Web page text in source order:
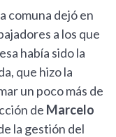
comuna dejó en
a los que
había sido la
que hizo la
un poco más de
de Marcelo
la gestión del